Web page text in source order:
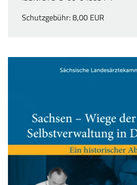
Schutzgebühr: 8,00 EUR